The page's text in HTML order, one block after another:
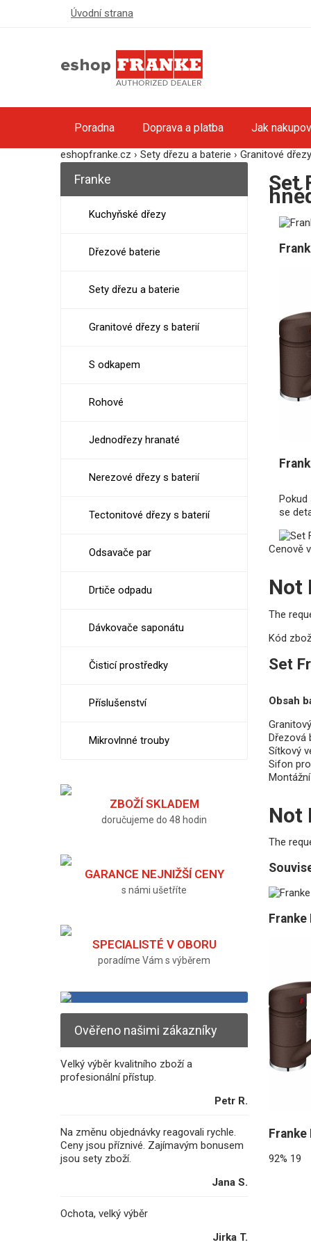
Úvodní strana
Poradna Doprava a platba Jak
eshopfranke.cz › Sety dřezu a baterie › Granitové
Set
se
Cenově
Not
The
Kód
Set
Obsah
Dřezová
Sítkový
Sifon
Not
The
Franke
Franke
92% 19
Franke
Kuchyňské dřezy
Dřezové baterie
Sety dřezu a baterie
Granitové dřezy s baterií
S odkapem
Rohové
Jednodřezy hranaté
Nerezové dřezy s baterií
Tectonitové dřezy s baterií
Odsavače par
Drtiče odpadu
Dávkovače saponátu
Čisticí prostředky
Příslušenství
Mikrovlnné trouby
ZBOŽÍ SKLADEM
doručujeme do 48 hodin
GARANCE NEJNIŽŠÍ CENY
s námi ušetříte
SPECIALISTÉ V OBORU
poradíme Vám s výběrem
Ověřeno našimi zákazníky
Velký výběr kvalitního zboží a
profesionální přístup.
Petr R.
Na změnu objednávky reagovali rychle.
Ceny jsou příznivé. Zajímavým bonusem
jsou sety zboží.
Jana S.
Ochota, velký výběr
Jirka T.